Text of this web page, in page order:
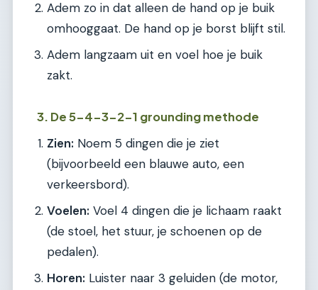
Adem zo in dat alleen de hand op je buik
omhooggaat. De hand op je borst blijft stil.
Adem langzaam uit en voel hoe je buik
zakt.
3. De 5-4-3-2-1 grounding methode
Zien: Noem 5 dingen die je ziet
(bijvoorbeeld een blauwe auto, een
verkeersbord).
Voelen: Voel 4 dingen die je lichaam raakt
(de stoel, het stuur, je schoenen op de
pedalen).
Horen: Luister naar 3 geluiden (de motor,